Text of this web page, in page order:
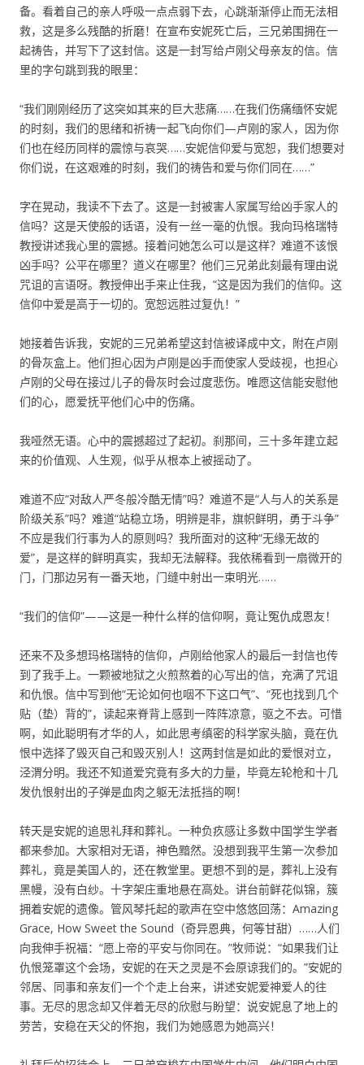
备。看着自己的亲人呼吸一点点弱下去，心跳渐渐停止而无法相
救，这是多么残酷的折磨！在宣布安妮死亡后，三兄弟围拥在一
起祷告，并写下了这封信。这是一封写给卢刚父母亲友的信。信
里的字句跳到我的眼里：
“我们刚刚经历了这突如其来的巨大悲痛……在我们伤痛缅怀安妮
的时刻，我们的思绪和祈祷一起飞向你们—卢刚的家人，因为你
们也在经历同样的震惊与哀哭……安妮信仰爱与宽恕，我们想要对
你们说，在这艰难的时刻，我们的祷告和爱与你们同在……”
字在晃动，我读不下去了。这是一封被害人家属写给凶手家人的
信吗？这是天使般的话语，没有一丝一毫的仇恨。我向玛格瑞特
教授讲述我心里的震撼。接着问她怎么可以是这样？难道不该恨
凶手吗？公平在哪里？道义在哪里？他们三兄弟此刻最有理由说
咒诅的言语呀。教授伸出手来止住我，“这是因为我们的信仰。这
信仰中爱是高于一切的。宽恕远胜过复仇！”
她接着告诉我，安妮的三兄弟希望这封信被译成中文，附在卢刚
的骨灰盒上。他们担心因为卢刚是凶手而使家人受歧视，也担心
卢刚的父母在接过儿子的骨灰时会过度悲伤。唯愿这信能安慰他
们的心，愿爱抚平他们心中的伤痛。
我哑然无语。心中的震撼超过了起初。刹那间，三十多年建立起
来的价值观、人生观，似乎从根本上被摇动了。
难道不应“对敌人严冬般冷酷无情”吗？难道不是“人与人的关系是
阶级关系”吗？难道“站稳立场，明辨是非，旗帜鲜明，勇于斗争”
不应是我们行事为人的原则吗？我所面对的这种“无缘无故的
爱”，是这样的鲜明真实，我却无法解释。我依稀看到一扇微开的
门，门那边另有一番天地，门缝中射出一束明光……
“我们的信仰”——这是一种什么样的信仰啊，竟让冤仇成恩友！
还来不及多想玛格瑞特的信仰，卢刚给他家人的最后一封信也传
到了我手上。一颗被地狱之火煎熬着的心写出的信，充满了咒诅
和仇恨。信中写到他“无论如何也咽不下这口气”、“死也找到几个
贴（垫）背的”，读起来脊背上感到一阵阵凉意，驱之不去。可惜
啊，如此聪明有才华的人，如此思考缜密的科学家头脑，竟在仇
恨中选择了毁灭自己和毁灭别人！这两封信是如此的爱恨对立，
泾渭分明。我还不知道爱究竟有多大的力量，毕竟左轮枪和十几
发仇恨射出的子弹是血肉之躯无法抵挡的啊！
转天是安妮的追思礼拜和葬礼。一种负疚感让多数中国学生学者
都来参加。大家相对无语，神色黯然。没想到我平生第一次参加
葬礼，竟是美国人的，还在教堂里。更想不到的是，葬礼上没有
黑幔，没有白纱。十字架庄重地悬在高处。讲台前鲜花似锦，簇
拥着安妮的遗像。管风琴托起的歌声在空中悠悠回荡：Amazing
Grace, How Sweet the Sound（奇异恩典，何等甘甜）……人们
向我伸手祝福：“愿上帝的平安与你同在。”牧师说：“如果我们让
仇恨笼罩这个会场，安妮的在天之灵是不会原谅我们的。”安妮的
邻居、同事和亲友们一个个走上台来，讲述安妮爱神爱人的往
事。无尽的思念却又伴着无尽的欣慰与盼望：说安妮息了地上的
劳苦，安稳在天父的怀抱，我们为她感恩为她高兴！